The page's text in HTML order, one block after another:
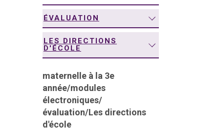
ÉVALUATION
LES DIRECTIONS
D'ÉCOLE
maternelle à la 3e
année/modules
électroniques/
évaluation/Les directions
d'école